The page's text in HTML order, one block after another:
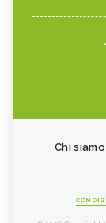
Chi siamo